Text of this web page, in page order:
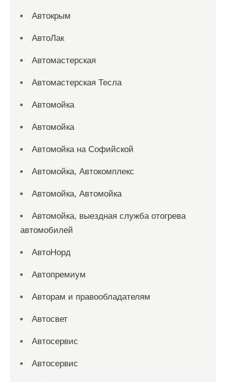
Автокрым
АвтоЛак
Автомастерская
Автомастерская Тесла
Автомойка
Автомойка
Автомойка на Софийской
Автомойка, Автокомплекс
Автомойка, Автомойка
Автомойка, выездная служба отогрева
автомобилей
АвтоНорд
Автопремиум
Авторам и правообладателям
Автосвет
Автосервис
Автосервис